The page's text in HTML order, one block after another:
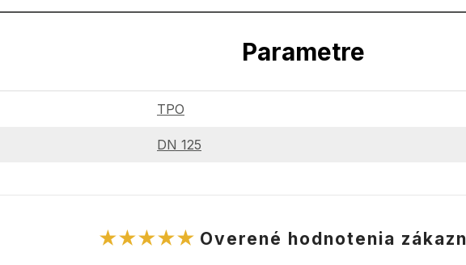
Parametre
TPO
DN 125
★★★★★ Overené hodnotenia